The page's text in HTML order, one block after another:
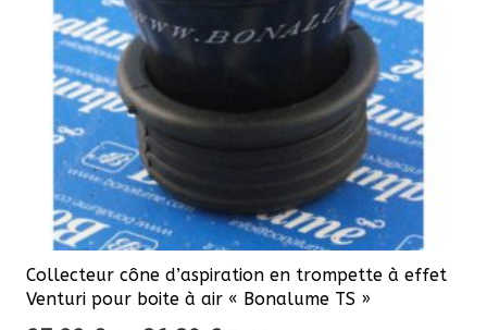
Collecteur cône d’aspiration en trompette à effet
Venturi pour boite à air « Bonalume TS »